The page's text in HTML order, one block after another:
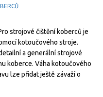
strojové čištění koberců je
kotoučového stroje.
a generální strojové
koberce. Váha kotoučového
lze přidat ještě závaží o